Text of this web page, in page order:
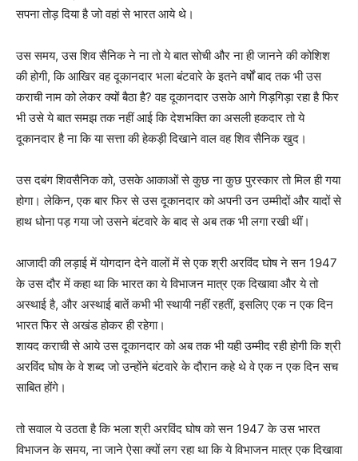
सपना तोड़ दिया है जो वहां से भारत आये थे।
उस समय, उस शिव सैनिक ने ना तो ये बात सोची और ना ही जानने की कोशिश
की होगी, कि आखिर वह दूकानदार भला बंटवारे के इतने वर्षों बाद तक भी उस
कराची नाम को लेकर क्यों बैठा है? वह दूकानदार उसके आगे गिड़गिड़ा रहा है फिर
भी उसे ये बात समझ तक नहीं आई कि देशभक्ति का असली हकदार तो ये
दूकानदार है ना कि या सत्ता की हेकड़ी दिखाने वाल वह शिव सैनिक खुद।
उस दबंग शिवसैनिक को, उसके आकाओं से कुछ ना कुछ पुरस्कार तो मिल ही गया
होगा। लेकिन, एक बार फिर से उस दूकानदार को अपनी उन उम्मीदों और यादों से
हाथ धोना पड़ गया जो उसने बंटवारे के बाद से अब तक भी लगा रखी थीं।
आजादी की लड़ाई में योगदान देने वालों में से एक श्री अरविंद घोष ने सन 1947
के उस दौर में कहा था कि भारत का ये विभाजन मात्र एक दिखावा और ये तो
अस्थाई है, और अस्थाई बातें कभी भी स्थायी नहीं रहतीं, इसलिए एक न एक दिन
भारत फिर से अखंड होकर ही रहेगा।
शायद कराची से आये उस दूकानदार को अब तक भी यही उम्मीद रही होगी कि श्री
अरविंद घोष के वे शब्द जो उन्होंने बंटवारे के दौरान कहे थे वे एक न एक दिन सच
साबित होंगे।
तो सवाल ये उठता है कि भला श्री अरविंद घोष को सन 1947 के उस भारत
विभाजन के समय, ना जाने ऐसा क्यों लग रहा था कि ये विभाजन मात्र एक दिखावा